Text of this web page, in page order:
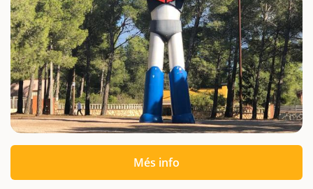
Més info